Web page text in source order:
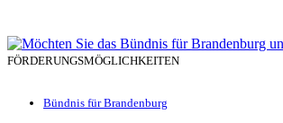
FÖRDERUNGSMÖGLICHKEITEN
Bündnis für Brandenburg